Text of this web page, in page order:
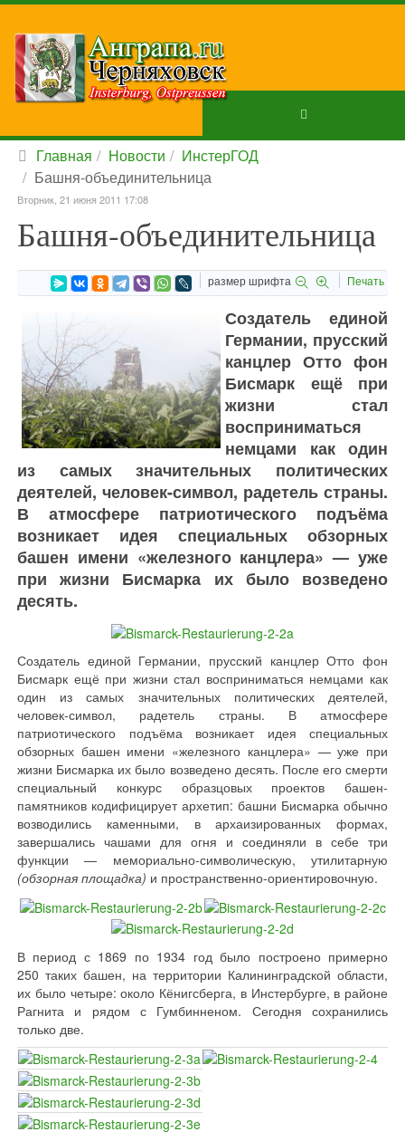
Главная Новости
ИнстерГОД
Башня-объединительница
Вторник, 21 июня 2011 17:08
Башня-объединительница
размер шрифта Печать
Создатель единой
Германии, прусский
канцлер Отто фон
Бисмарк ещё при
жизни стал
восприниматься
немцами как один
из самых значительных политических
деятелей, человек-символ, радетель страны.
В атмосфере патриотического подъёма
возникает идея специальных обзорных
башен имени «железного канцлера» — уже
при жизни Бисмарка их было возведено
десять.
Создатель единой Германии, прусский канцлер Отто фон
Бисмарк ещё при жизни стал восприниматься немцами как
один из самых значительных политических деятелей,
человек-символ, радетель страны. В атмосфере
патриотического подъёма возникает идея специальных
обзорных башен имени «железного канцлера» — уже при
жизни Бисмарка их было возведено десять. После его смерти
специальный конкурс образцовых проектов башен-
памятников кодифицирует архетип: башни Бисмарка обычно
возводились каменными, в архаизированных формах,
завершались чашами для огня и соединяли в себе три
функции — мемориально-символическую, утилитарную
(обзорная площадка) и пространственно-ориентировочную.
В период с 1869 по 1934 год было построено примерно
250 таких башен, на территории Калининградской области,
их было четыре: около Кёнигсберга, в Инстербурге, в районе
Рагнита и рядом с Гумбинненом. Сегодня сохранились
только две.